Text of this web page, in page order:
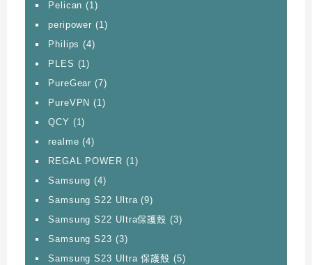
Pelican (1)
peripower (1)
Philips (4)
PLES (1)
PureGear (7)
PureVPN (1)
QCY (1)
realme (4)
REGAL POWER (1)
Samsung (4)
Samsung S22 Ultra(9)
Samsung S22 Ultra保護殼 (3)
Samsung S23 (3)
Samsung S23 Ultra 保護殼 (5)